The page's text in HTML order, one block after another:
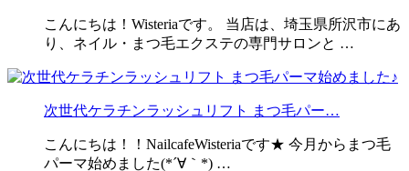
こんにちは！Wisteriaです。 当店は、埼玉県所沢市にあ
り、ネイル・まつ毛エクステの専門サロンと …
次世代ケラチンラッシュリフト まつ毛パー…
こんにちは！！NailcafeWisteriaです★ 今月からまつ毛
パーマ始めました(*´∀｀*) …